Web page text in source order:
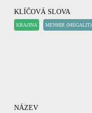
KLÍČOVÁ SLOVA
KRAJINA MENHIR (MEGALIT)
NÁZEV